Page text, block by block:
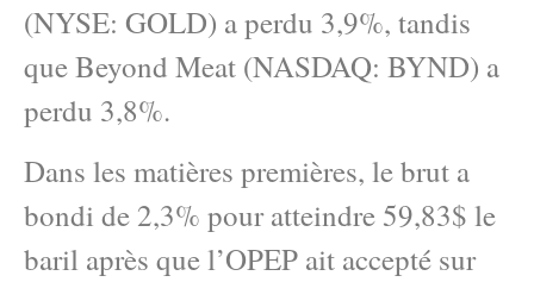
(NYSE: GOLD) a perdu 3,9%, tandis
que Beyond Meat (NASDAQ: BYND) a
perdu 3,8%.
Dans les matières premières, le brut a
bondi de 2,3% pour atteindre 59,83$ le
baril après que l’OPEP ait accepté sur